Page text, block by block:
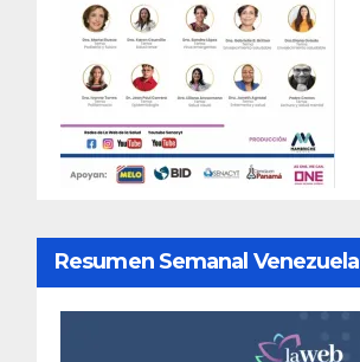
Resumen Semanal Venezuela